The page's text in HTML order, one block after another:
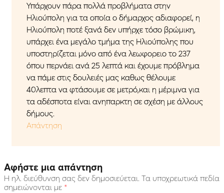
Υπάρχουν πάρα πολλά προβλήματα στην
Ηλιούπολη για τα οποία ο δήμαρχος αδιαφορεί, η
Ηλιούπολη ποτέ ξανά δεν υπήρχε τόσο βρώμικη,
υπάρχει ένα μεγάλο τμήμα της Ηλιούπολης που
υποστηρίζεται μόνο από ένα λεωφορειο το 237
όπου περνάει ανά 25 λεπτά και έχουμε πρόβλημα
να πάμε στις δουλειές μας καθως θέλουμε
40λεπτα να φτάσουμε σε μετρό,και η μέριμνα για
τα αδέσποτα είναι ανηπαρκτη σε σχέση με άλλους
δήμους.
Απάντηση
Αφήστε μια απάντηση
Η ηλ. διεύθυνση σας δεν δημοσιεύεται. Τα υποχρεωτικά πεδία
σημειώνονται με *